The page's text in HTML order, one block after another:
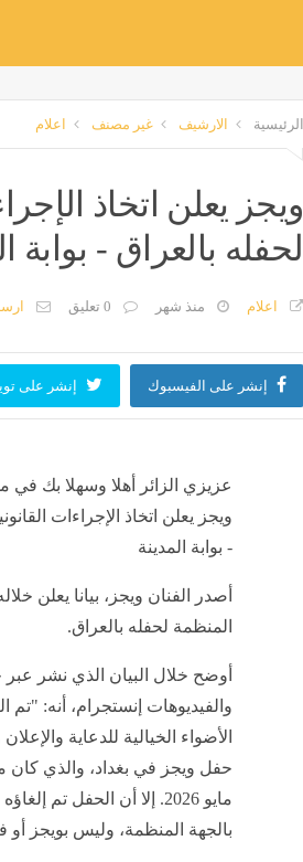
الرئيسية الارشيف غير مصنف اعلام
ويجز يعلن اتخاذ
لحفله بالعراق - بوابة
اعلام منذ شهر 0 تعليق
إنشر على الفيسبوك إنشر على
عزيزي الزائر أهلا وسهلا بك في
ويجز يعلن اتخاذ الإجراءات
- بوابة المدينة
أصدر الفنان ويجز، بيانا يعلن
المنظمة لحفله بالعراق.
أوضح خلال البيان الذي نشر
والفيديوهات إنستجرام، أنه:
مايو 2026. إلا أن الحفل تم
بالجهة المنظمة، وليس بويجز